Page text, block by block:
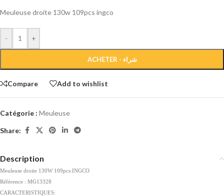
Meuleuse droite 130w 109pcs ingco
- +
ACHETER - شراء
Compare Add to wishlist
Catégorie : Meuleuse
Share:
Description
Meuleuse droite 130W 109pcs INGCO
Référence : MG13328
CARACTERISTIQUES: